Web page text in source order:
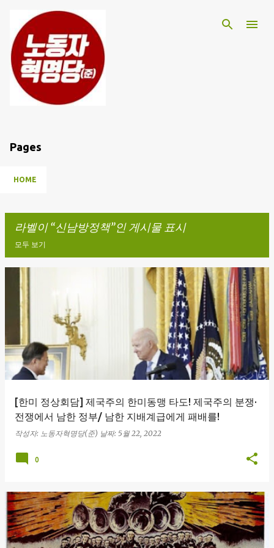
Pages
HOME
라벨이 신남방정책 인 게시물 표시
모두 보기
[한미 정상회담] 제국주의 한미동맹 타도! 제국주의 분쟁·
전쟁에서 남한 정부/ 남한 지배계급에게 패배를!
작성자: 노동자혁명당(준) 날짜: 5월 22, 2022
0